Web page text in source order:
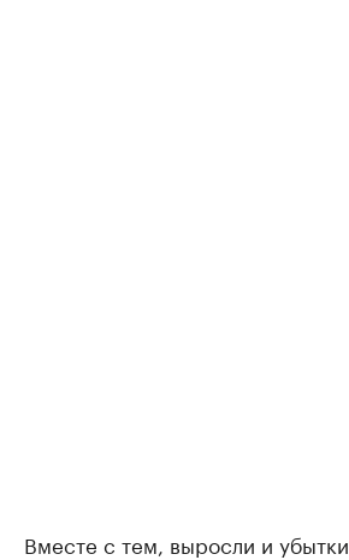
Вместе с тем, выросли и убытки